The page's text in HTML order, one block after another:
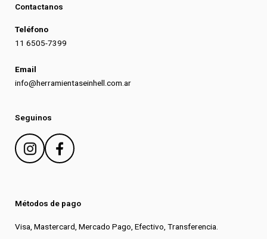
Contactanos
Teléfono
11 6505-7399
Email
info@herramientaseinhell.com.ar
Seguinos
Métodos de pago
Visa, Mastercard, Mercado Pago, Efectivo, Transferencia.